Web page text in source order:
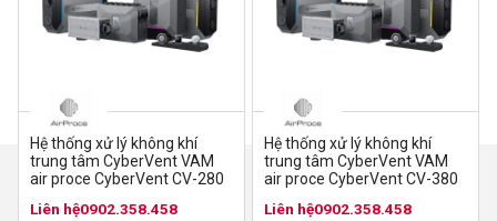
Hệ thống xử lý không khí
trung tâm CyberVent VAM
air proce CyberVent CV-280
Liên hệ0902.358.458
Hệ thống xử lý không khí
trung tâm CyberVent VAM
air proce CyberVent CV-380
Liên hệ0902.358.458